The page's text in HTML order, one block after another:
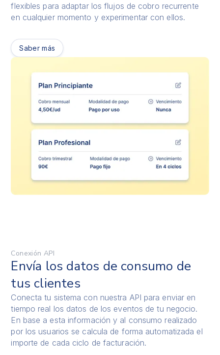
flexibles para adaptar los flujos de cobro recurrente
en cualquier momento y experimentar con ellos.
Saber más
Conexión API
Envía los datos de consumo de
tus clientes
Conecta tu sistema con nuestra API para enviar en
tiempo real los datos de los eventos de tu negocio.
En base a esta información y al consumo realizado
por los usuarios se calcula de forma automatizada el
importe de cada ciclo de facturación.